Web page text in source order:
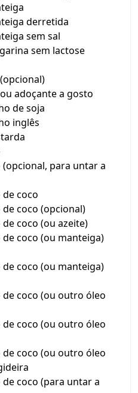
derretida
sem sal
sem lactose
adoçante a gosto
de soja
inglês
para untar a
coco
coco (opcional)
coco (ou azeite)
coco (ou manteiga)
coco (ou manteiga)
coco (ou outro óleo
coco (ou outro óleo
coco (ou outro óleo
coco (para untar a